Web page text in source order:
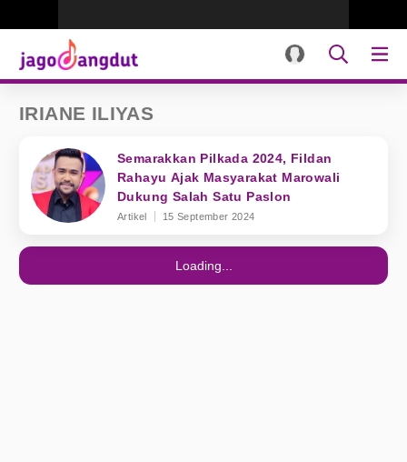
IRIANE ILIYAS
Semarakkan Pilkada 2024, Fildan
Rahayu Ajak Masyarakat Marowali
Dukung Salah Satu Paslon
Artikel 15 September 2024
Loading...